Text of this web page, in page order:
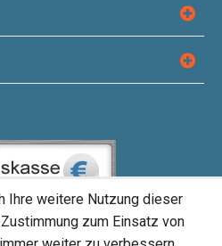
Ihre weitere Nutzung dieser
zum Einsatz von